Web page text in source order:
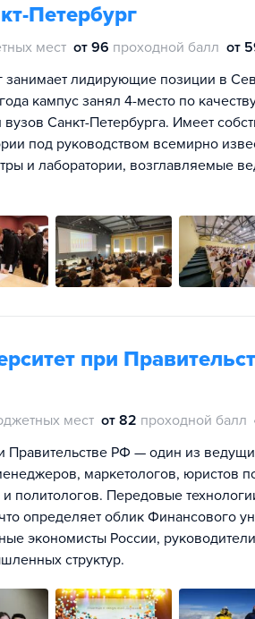
Петербург
мест от 96 проходной балл от
лидирующие позиции в
кампус занял 4-место по
вузов Санкт-Петербурга. Имеет
под руководством всемирно
и лаборатории, возглавляемые
при
мест от 82 проходной балл
Правительстве РФ — один из
маркетологов, юристов
и политологов. Передовые
определяет облик Финансового
экономисты России,
структур.